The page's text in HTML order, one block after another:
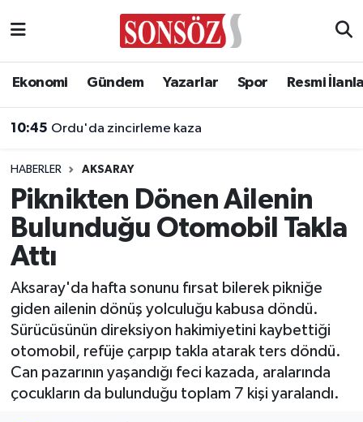
Ekonomi Gündem Yazarlar Spor Resmi
10:45 Ordu'da zincirleme kaza
HABERLER AKSARAY
Piknikten Dönen Ailenin
Bulunduğu Otomobil Takla
Attı
Aksaray'da hafta sonunu fırsat bilerek pikniğe
giden ailenin dönüş yolculuğu kabusa döndü.
Sürücüsünün direksiyon hakimiyetini kaybettiği
otomobil, refüje çarpıp takla atarak ters döndü.
Can pazarının yaşandığı feci kazada, aralarında
çocukların da bulunduğu toplam 7 kişi yaralandı.
Asayiş
Biyografi
Çevre
Diğer
Dünya
Eğitim
Ekonomi
Ankara Nöbetçi Eczaneler
Ankara Trafik Yoğunluk Haritası
Süper Lig Puan Durumu ve Fikstür
Tüm Manşetler
Son Dakika Haberleri
Haber Arşivi